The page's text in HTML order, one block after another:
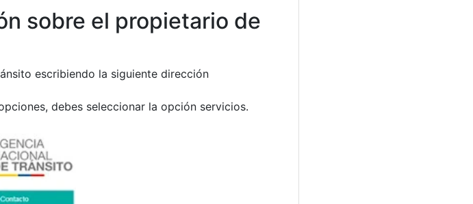
sobre el propietario de
escribiendo la siguiente dirección
debes seleccionar la opción servicios.